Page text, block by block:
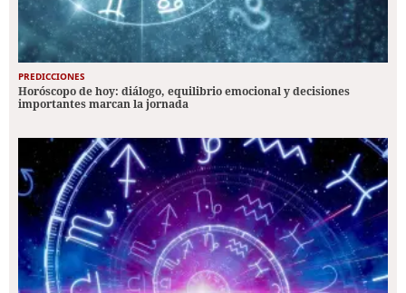
PREDICCIONES
Horóscopo de hoy: diálogo, equilibrio emocional y decisiones
importantes marcan la jornada